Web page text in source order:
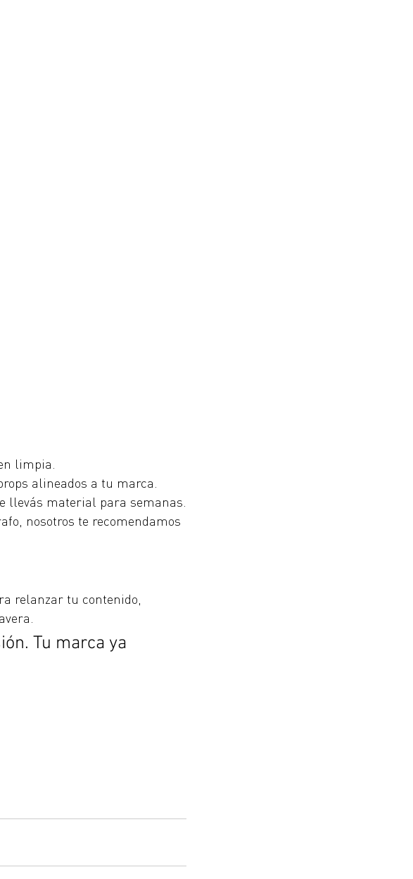
limpia.
alineados a tu marca.
llevás material para semanas.
nosotros te recomendamos
relanzar tu contenido,
Tu marca ya